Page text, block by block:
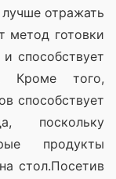
отражать
метод готовки
способствует
Кроме того,
способствует
поскольку
продукты
стол.Посетив